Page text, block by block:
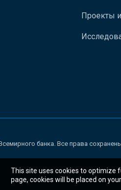
Проекты
банка. Все права
This site uses cookies to optimize
page, cookies will be placed on